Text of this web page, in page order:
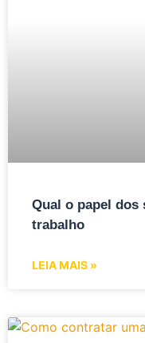
Qual o papel dos
trabalho
LEIA MAIS »